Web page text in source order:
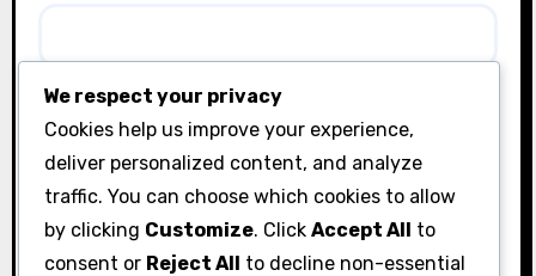
Email*
We respect your privacy
Cookies help us improve your experience,
deliver personalized content, and analyze
traffic. You can choose which cookies to allow
by clicking Customize. Click Accept All to
consent or Reject All to decline non-essential